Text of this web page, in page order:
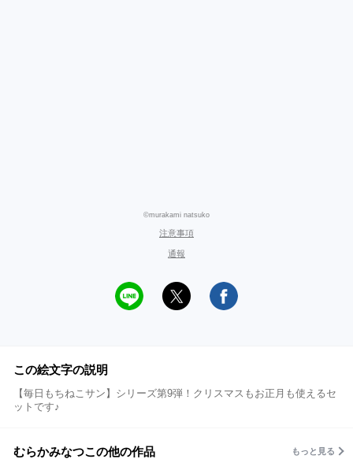
©murakami natsuko
注意事項
通報
この絵文字の説明
【毎日もちねこサン】シリーズ第9弾！クリスマスもお正月も使えるセ
ットです♪
むらかみなつこの他の作品 もっと見る